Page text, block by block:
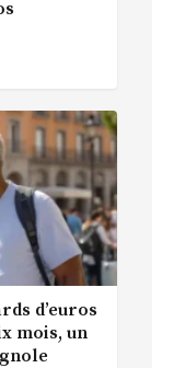
d’euros
mois, un